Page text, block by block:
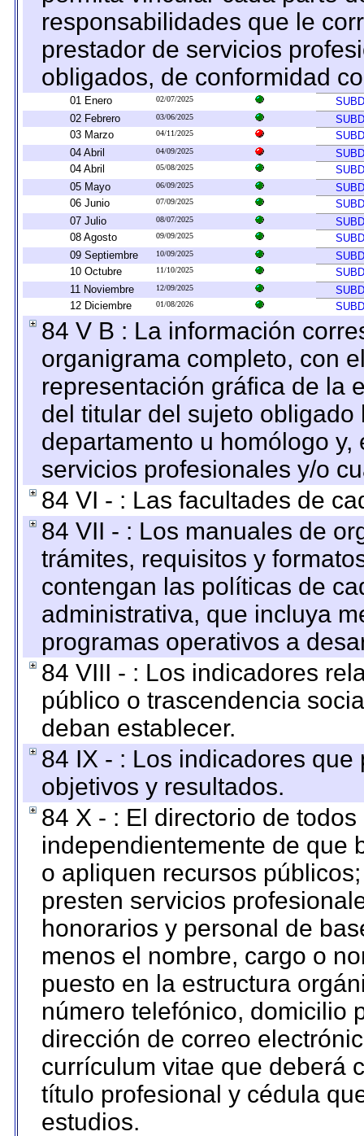
responsabilidades que le
prestador de servicios
obligados, de conformidad
01 Enero 02/07/2025
02 Febrero
03/06/2025
03 Marzo
04/11/2025
04 Abril
04/09/2025
04 Abril
05/08/2025
05 Mayo
06/09/2025
06 Junio
07/09/2025
07 Julio
08/07/2025
08 Agosto
09/09/2025
09 Septiembre
10/09/2025
10 Octubre
11/10/2025
11 Noviembre
12/09/2025
12 Diciembre
01/08/2026
84 V B : La información
organigrama completo, con
representación gráfica de la
del titular del sujeto
departamento u homólogo
servicios profesionales y/o
84 VI - : Las facultades de
84 VII - : Los manuales de
trámites, requisitos y
contengan las políticas de
administrativa, que incluya
programas operativos a
84 VIII - : Los indicadores
público o trascendencia
deban establecer.
84 IX - : Los indicadores
objetivos y resultados.
84 X - : El directorio de
independientemente de que
o apliquen recursos
presten servicios
honorarios y personal de
menos el nombre, cargo o
puesto en la estructura
número telefónico, domicilio
dirección de correo
currículum vitae que deberá
título profesional y cédula
estudios.